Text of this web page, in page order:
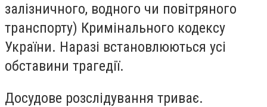
залізничного, водного чи повітряного
транспорту) Кримінального кодексу
України. Наразі встановлюються усі
обставини трагедії.
Досудове розслідування триває.